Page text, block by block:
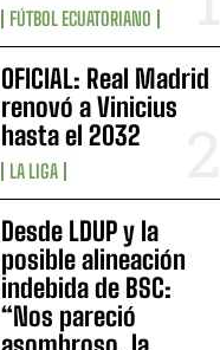
FÚTBOL ECUATORIANO
OFICIAL: Real Madrid
renovó a Vinicius
hasta el 2032
LA LIGA
Desde LDUP y la
posible alineación
indebida de BSC:
“Nos pareció